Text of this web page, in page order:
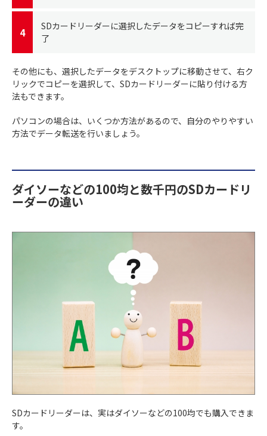
SDカードリーダーに選択したデータをコピーすれば完
了
その他にも、選択したデータをデスクトップに移動させて、右ク
リックでコピーを選択して、SDカードリーダーに貼り付ける方
法もできます。
パソコンの場合は、いくつか方法があるので、自分のやりやすい
方法でデータ転送を行いましょう。
ダイソーなどの100均と数千円のSDカードリ
ーダーの違い
SDカードリーダーは、実はダイソーなどの100均でも購入できま
す。